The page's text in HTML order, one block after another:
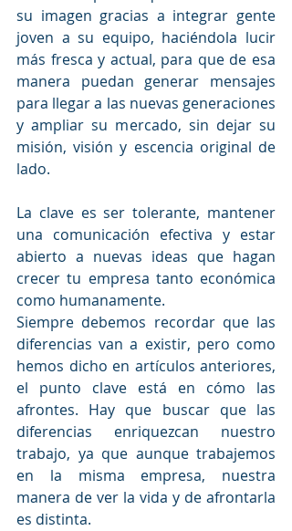
su imagen gracias a integrar gente
joven a su equipo, haciéndola lucir
más fresca y actual, para que de esa
manera puedan generar mensajes
para llegar a las nuevas generaciones
y ampliar su mercado, sin dejar su
misión, visión y escencia original de
lado.
La clave es ser tolerante, mantener
una comunicación efectiva y estar
abierto a nuevas ideas que hagan
crecer tu empresa tanto económica
como humanamente.
Siempre debemos recordar que las
diferencias van a existir, pero como
hemos dicho en artículos anteriores,
el punto clave está en cómo las
afrontes. Hay que buscar que las
diferencias enriquezcan nuestro
trabajo, ya que aunque trabajemos
en la misma empresa, nuestra
manera de ver la vida y de afrontarla
es distinta.